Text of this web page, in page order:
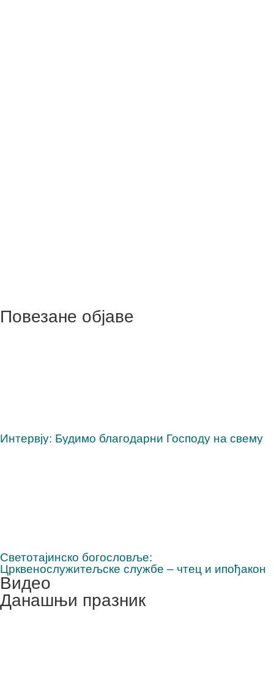
Повезане објаве
Интервју: Будимо благодарни Господу на свему
Светотајинско богословље:
Црквенослужитељске службе – чтец и ипођакон
Видео
Данашњи празник